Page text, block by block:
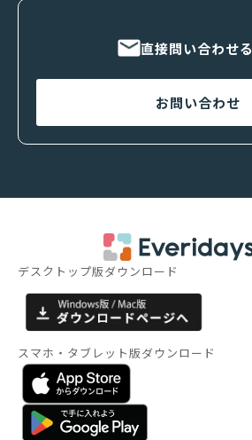
直接問い合わせる
お問い合わせ
デスクトップ版ダウンロード
スマホ・タブレット版ダウンロード